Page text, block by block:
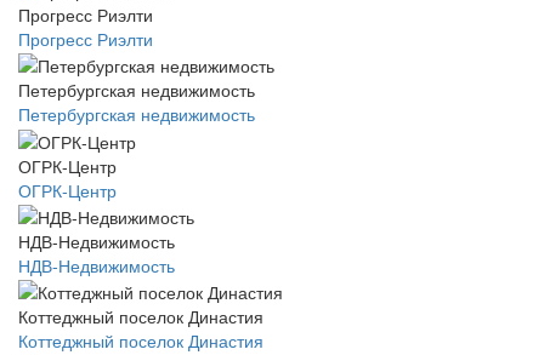
Прогресс Риэлти
Прогресс Риэлти
Петербургская недвижимость
Петербургская недвижимость
ОГРК-Центр
ОГРК-Центр
НДВ-Недвижимость
НДВ-Недвижимость
Коттеджный поселок Династия
Коттеджный поселок Династия